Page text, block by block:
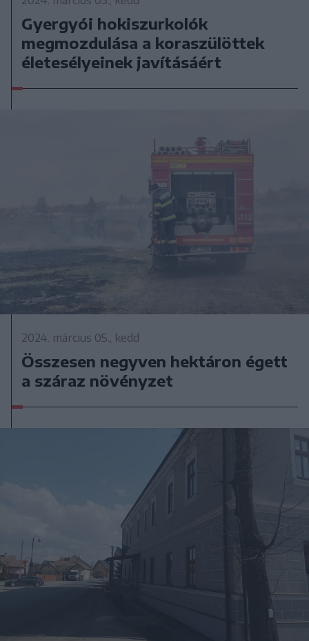
Gyergyói hokiszurkolók
megmozdulása a koraszülöttek
életesélyeinek javításáért
2024. március 05., kedd
Összesen negyven hektáron égett
a száraz növényzet